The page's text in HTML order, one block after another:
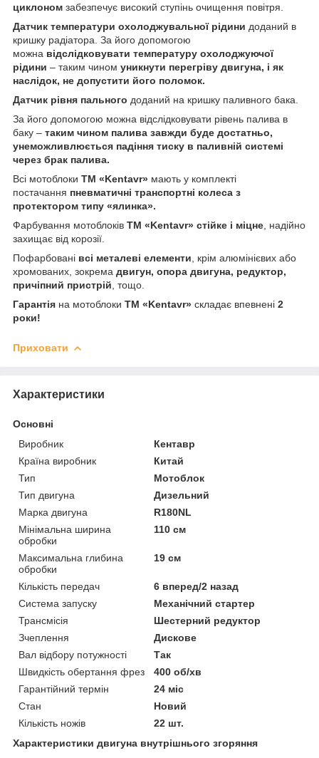
циклоном забезпечує високий ступінь очищення повітря.
Датчик температури охолоджувальної рідини доданий в
кришку радіатора. За його допомогою
можна відслідковувати температуру охолоджуючої
рідини – таким чином уникнути перегріву двигуна, і як
наслідок, не допустити його поломок.
Датчик рівня пального доданий на кришку паливного бака.
За його допомогою можна відслідковувати рівень палива в
баку – таким чином палива завжди буде достатньо,
унеможливлюється падіння тиску в паливній системі
через брак палива.
Всі мотоблоки ТМ «Kentavr» мають у комплекті
постачання пневматичні транспортні колеса з
протектором типу «ялинка».
Фарбування мотоблоків ТМ «Kentavr» стійке і міцне , надійно
захищає від корозії.
Пофарбовані всі металеві елементи , крім алюмінієвих або
хромованих, зокрема двигун, опора двигуна, редуктор,
причіпний пристрій , тощо.
Гарантія на мотоблоки ТМ «Kentavr» складає впевнені 2
роки!
Приховати
Характеристики
Основні
Виробник
Кентавр
Країна виробник
Китай
Тип
Мотоблок
Тип двигуна
Дизельний
Марка двигуна
R180NL
Мінімальна ширина
обробки
110 см
Максимальна глибина
обробки
19 см
Кількість передач
6 вперед/2 назад
Система запуску
Механічний стартер
Трансмісія
Шестерний редуктор
Зчеплення
Дискове
Вал відбору потужності
Так
Швидкість обертання фрез
400 об/хв
Гарантійний термін
24 міс
Стан
Новий
Кількість ножів
22 шт.
Характеристики двигуна внутрішнього згоряння